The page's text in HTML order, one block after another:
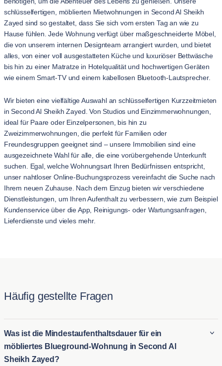
schlüsselfertigen, möblierten Mietwohnungen in Second Al Sheikh
Zayed sind so gestaltet, dass Sie sich vom ersten Tag an wie zu
Hause fühlen. Jede Wohnung verfügt über maßgeschneiderte Möbel,
die von unserem internen Designteam arrangiert wurden, und bietet
alles, von einer voll ausgestatteten Küche und luxuriöser Bettwäsche
bis hin zu einer Matratze in Hotelqualität und hochwertigen Geräten
wie einem Smart-TV und einem kabellosen Bluetooth-Lautsprecher.
Wir bieten eine vielfältige Auswahl an schlüsselfertigen Kurzzeitmieten
in Second Al Sheikh Zayed. Von Studios und Einzimmerwohnungen,
ideal für Paare oder Einzelpersonen, bis hin zu
Zweizimmerwohnungen, die perfekt für Familien oder
Freundesgruppen geeignet sind – unsere Immobilien sind eine
ausgezeichnete Wahl für alle, die eine vorübergehende Unterkunft
suchen. Egal, welche Wohnungsart Ihren Bedürfnissen entspricht,
unser nahtloser Online-Buchungsprozess vereinfacht die Suche nach
Ihrem neuen Zuhause. Nach dem Einzug bieten wir verschiedene
Dienstleistungen, um Ihren Aufenthalt zu verbessern, wie zum Beispiel
Kundenservice über die App, Reinigungs- oder Wartungsanfragen,
Lieferdienste und vieles mehr.
Häufig gestellte Fragen
Was ist die Mindestaufenthaltsdauer für ein
möbliertes Blueground-Wohnung in Second Al
Sheikh Zayed?